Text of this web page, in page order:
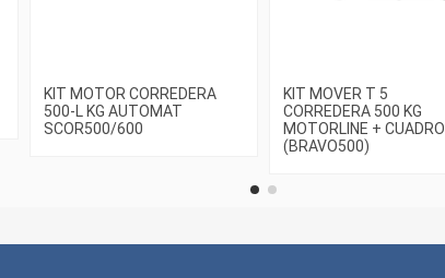
KIT MOTOR CORREDERA
500-L KG AUTOMAT
SCOR500/600
KIT MOVER T 5
CORREDERA 500 KG
MOTORLINE + CUADRO
(BRAVO500)